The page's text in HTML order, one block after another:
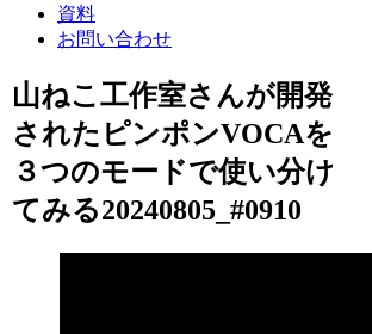
資料
お問い合わせ
山ねこ工作室さんが開発
されたピンポンVOCAを
３つのモードで使い分け
てみる20240805_#0910